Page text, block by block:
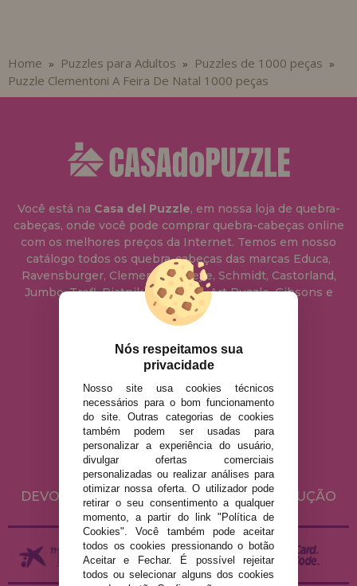
Home » Puzzles para Adultos » Puzzles de 1000 peças »
Puzzle Clementoni A Feira De Natal 1000 peças
Você está na Casa del Puzzle, em nossa loja de quebra-
cabeças, onde você pode comprar quebra-cabeças online
com os melhores preços da Internet. Temos em nosso
catálogo todos os quebra-cabeças das marcas Educa,
Ravensburger, Clementoni, Heye, Schmidt, Castorland,
Jumbo, Trefl, Piatnik, Anatolian, Art Puzzle, Gibsons e
muito mais.
info@casadopuzzle.pt
AVISO LEGAL
POLÍTICA DE PRIVACIDADE
POLÍTICA DE COOKIES
ENVIO E DEVOLUÇÕES
DEVOLUÇÕES / DIREITO DE LIVRE RESOLUÇÃO
Nós respeitamos sua
privacidade
Nosso site usa cookies técnicos
necessários para o bom funcionamento
do site. Outras categorias de cookies
também podem ser usadas para
personalizar a experiência do usuário,
divulgar ofertas comerciais
personalizadas ou realizar análises para
otimizar nossa oferta. O utilizador pode
retirar o seu consentimento a qualquer
momento, a partir do link "Política de
Cookies". Você também pode aceitar
todos os cookies pressionando o botão
Aceitar e Fechar. É possível rejeitar
todos ou selecionar alguns dos cookies